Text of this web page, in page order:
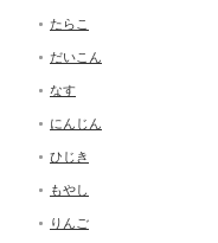
たらこ
だいこん
なす
にんじん
ひじき
もやし
りんご